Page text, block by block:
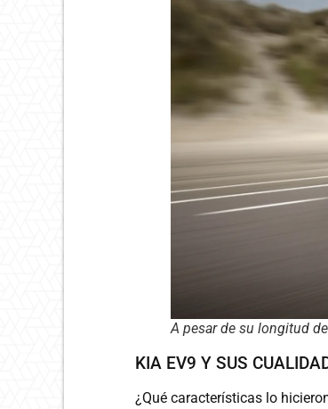
A pesar de su longitud
KIA EV9 Y SUS
¿Qué características lo